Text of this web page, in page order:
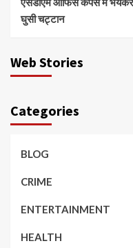
घुसी चट्टान
Web Stories
Categories
BLOG
CRIME
ENTERTAINMENT
HEALTH